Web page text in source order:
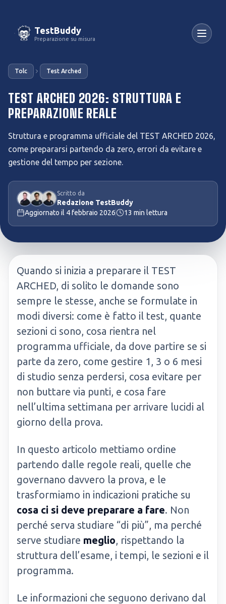
TestBuddy
Preparazione su misura
Tolc Test Arched
TEST ARCHED 2026: STRUTTURA E
PREPARAZIONE REALE
Struttura e programma ufficiale del TEST ARCHED 2026,
come prepararsi partendo da zero, errori da evitare e
gestione del tempo per sezione.
Scritto da
Redazione TestBuddy
Aggiornato il 4 febbraio 2026 13 min lettura
Quando si inizia a preparare il TEST
ARCHED, di solito le domande sono
sempre le stesse, anche se formulate in
modi diversi: come è fatto il test, quante
sezioni ci sono, cosa rientra nel
programma ufficiale, da dove partire se si
parte da zero, come gestire 1, 3 o 6 mesi
di studio senza perdersi, cosa evitare per
non buttare via punti, e cosa fare
nell’ultima settimana per arrivare lucidi al
giorno della prova.
In questo articolo mettiamo ordine
partendo dalle regole reali, quelle che
governano davvero la prova, e le
trasformiamo in indicazioni pratiche su
cosa ci si deve preparare a fare. Non
perché serva studiare “di più”, ma perché
serve studiare meglio, rispettando la
struttura dell’esame, i tempi, le sezioni e il
programma.
Le informazioni che seguono derivano dal